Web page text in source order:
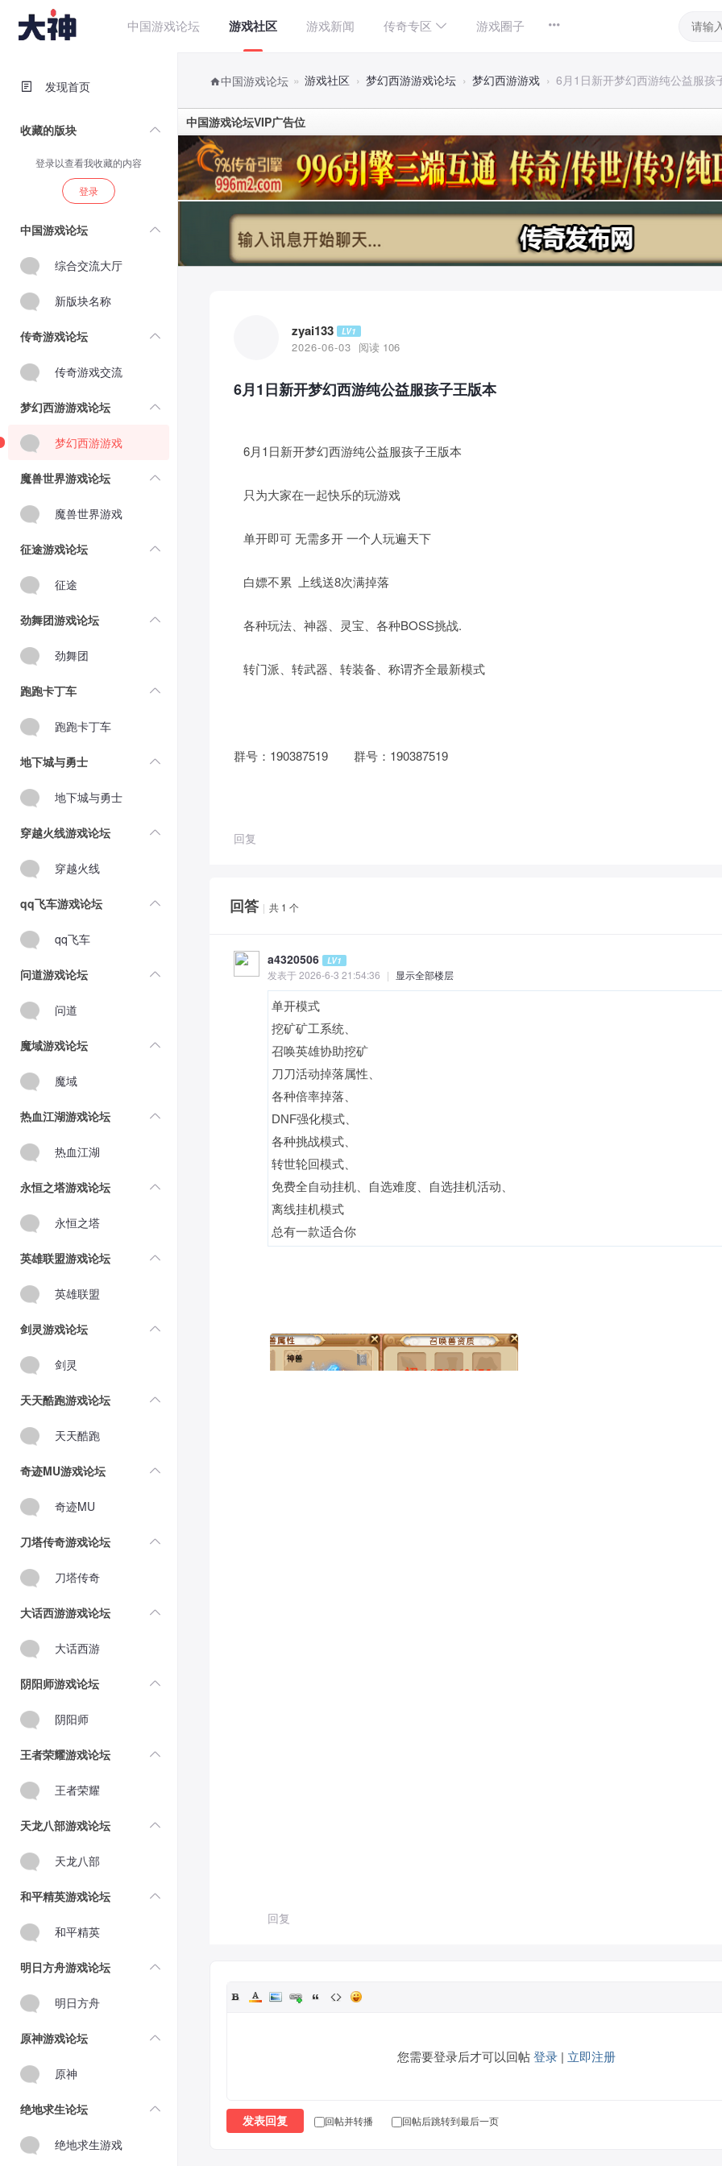
中国游戏论坛 游戏社区 游戏新闻 传奇专区 游戏圈子
中国游戏论坛 » 游戏社区 › 梦幻西游游戏论坛 › 梦幻西游游戏 › 6月1日新开梦幻西游纯公益服孩
中国游戏论坛VIP广告位
发现首页
收藏的版块
登录以查看我收藏的内容
登录
中国游戏论坛
综合交流大厅
新版块名称
传奇游戏论坛
传奇游戏交流
梦幻西游游戏论坛
梦幻西游游戏
魔兽世界游戏论坛
魔兽世界游戏
征途游戏论坛
征途
劲舞团游戏论坛
劲舞团
跑跑卡丁车
跑跑卡丁车
地下城与勇士
地下城与勇士
穿越火线游戏论坛
穿越火线
qq飞车游戏论坛
qq飞车
问道游戏论坛
问道
魔域游戏论坛
魔域
热血江湖游戏论坛
热血江湖
永恒之塔游戏论坛
永恒之塔
英雄联盟游戏论坛
英雄联盟
剑灵游戏论坛
剑灵
天天酷跑游戏论坛
天天酷跑
奇迹MU游戏论坛
奇迹MU
刀塔传奇游戏论坛
刀塔传奇
大话西游游戏论坛
大话西游
阴阳师游戏论坛
阴阳师
王者荣耀游戏论坛
王者荣耀
天龙八部游戏论坛
天龙八部
和平精英游戏论坛
和平精英
明日方舟游戏论坛
明日方舟
原神游戏论坛
原神
绝地求生论坛
绝地求生游戏
zyai133 LV1
2026-06-03 阅读 106
6月1日新开梦幻西游纯公益服孩子王版本
6月1日新开梦幻西游纯公益服孩子王版本
只为大家在一起快乐的玩游戏
单开即可 无需多开 一个人玩遍天下
白嫖不累 上线送8次满掉落
各种玩法、神器、灵宝、各种BOSS挑战.
转门派、转武器、转装备、称谓齐全最新模式
群号：190387519 群号：190387519
回复
回答 | 共 1 个
a4320506 LV1
发表于 2026-6-3 21:54:36 | 显示全部楼层
单开模式
挖矿矿工系统、
召唤英雄协助挖矿
刀刀活动掉落属性、
各种倍率掉落、
DNF强化模式、
各种挑战模式、
转世轮回模式、
免费全自动挂机、自选难度、自选挂机活动、
离线挂机模式
总有一款适合你
回复
您需要登录后才可以回帖登录 | 立即注册
发表回复 回帖并转播 回帖后跳转到最后一页